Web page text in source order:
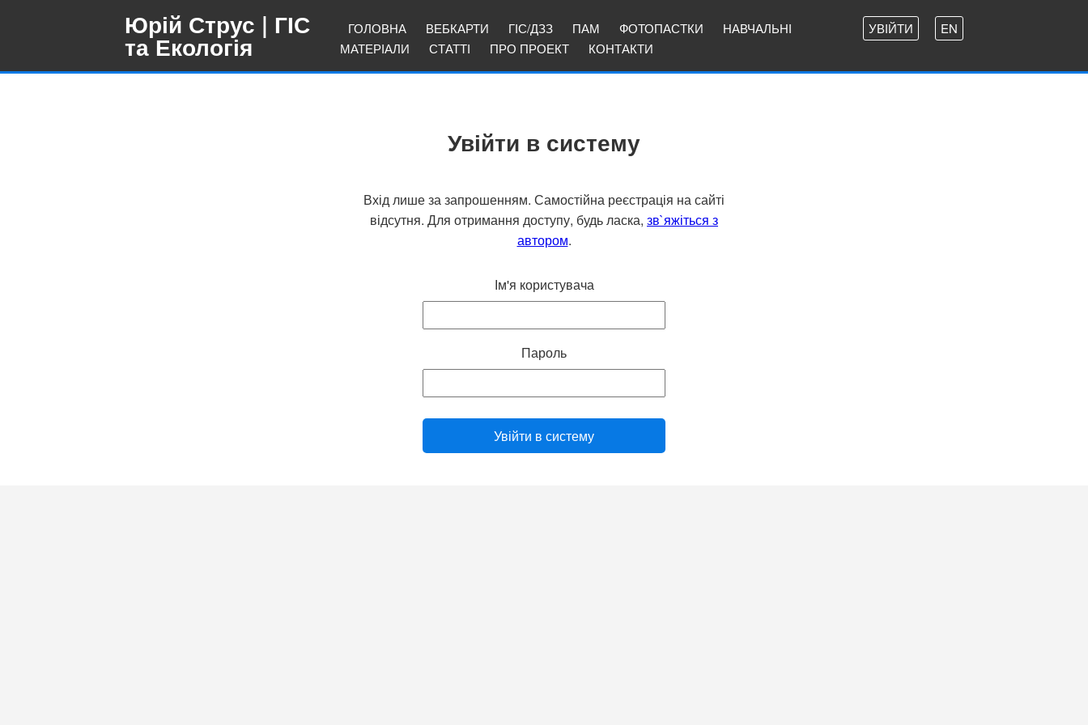
Юрій Струс | ГІС
та Екологія
ГОЛОВНА ВЕБКАРТИ ГІС/ДЗЗ ПАМ ФОТОПАСТКИ
НАВЧАЛЬНІ
МАТЕРІАЛИ
СТАТТІ ПРО ПРОЕКТ КОНТАКТИ
УВІЙТИ EN
Увійти в систему
Вхід лише за запрошенням. Самостійна реєстрація на сайті
відсутня. Для отримання доступу, будь ласка, зв`яжіться з
автором.
Ім'я користувача
Пароль